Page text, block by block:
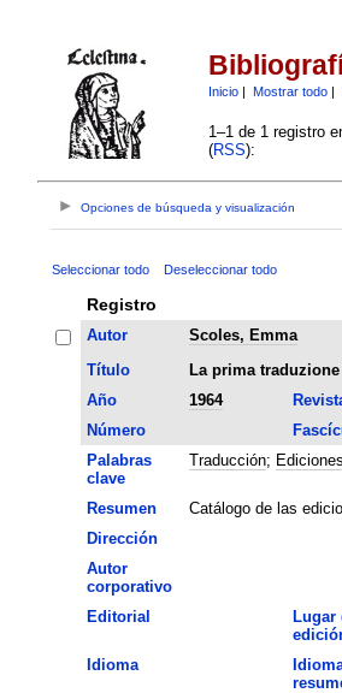
Inicio| Mostrar todo|
1–1 de 1 registro
(RSS):
Opciones de búsqueda y visualización
Seleccionar todo Deseleccionar todo
Registro
Autor
Scoles, Emma
Título
La prima
Año
1964
Número
Palabras
clave
Traducción; Ediciones
Resumen
Catálogo de las
Dirección
Autor
corporativo
Editorial
Lugar
Idioma